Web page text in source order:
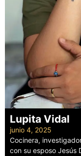
Lupita Vidal
junio 4, 2025
Cocinera,
con su esposo Jesús